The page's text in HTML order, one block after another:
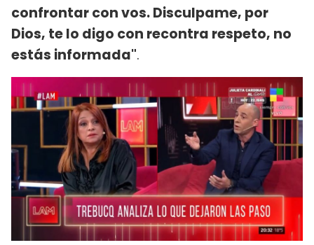
confrontar con vos. Disculpame, por
Dios, te lo digo con recontra respeto, no
estás informada".